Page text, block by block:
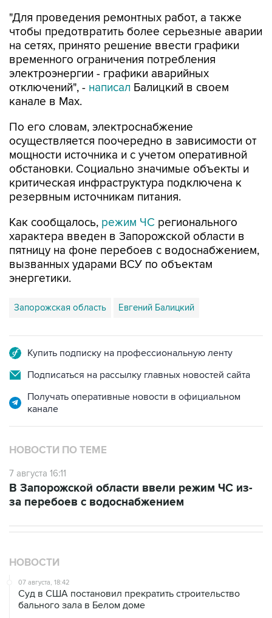
"Для проведения ремонтных работ, а также
чтобы предотвратить более серьезные аварии
на сетях, принято решение ввести графики
временного ограничения потребления
электроэнергии - графики аварийных
отключений", - написал Балицкий в своем
канале в Max.
По его словам, электроснабжение
осуществляется поочередно в зависимости от
мощности источника и с учетом оперативной
обстановки. Социально значимые объекты и
критическая инфраструктура подключена к
резервным источникам питания.
Как сообщалось, режим ЧС регионального
характера введен в Запорожской области в
пятницу на фоне перебоев с водоснабжением,
вызванных ударами ВСУ по объектам
энергетики.
Запорожская область Евгений Балицкий
Купить подписку на профессиональную ленту
Подписаться на рассылку главных новостей сайта
Получать оперативные новости в официальном
канале
НОВОСТИ ПО ТЕМЕ
7 августа 16:11
В Запорожской области ввели режим ЧС из-
за перебоев с водоснабжением
НОВОСТИ
07 августа, 18:42
Суд в США постановил прекратить строительство
бального зала в Белом доме